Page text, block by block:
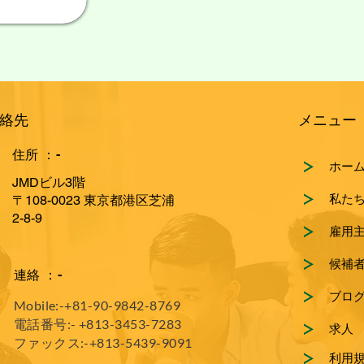
先
住所 ：-
JMDビル3階
〒108-0023 東京都港区芝浦
2-8-9
連絡 ：-
Mobile:-+81-90-9842-8769
電話番号:- +813-3453-7283
ファックス:-+813-5439-9091
​メニュー
ホー
雇用
候補
ブロ
求人
利用